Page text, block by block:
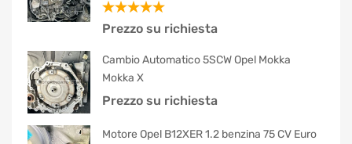
Valutato
Prezzo su richiesta
Cambio Automatico 5SCW Opel Mokka
Mokka X
Prezzo su richiesta
Motore Opel B12XER 1.2 benzina 75 CV Euro